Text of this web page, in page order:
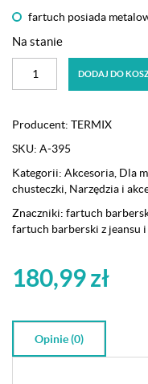
fartuch posiada
Na stanie
fryzjerski
KIT
BARBER
DODAJ DO
Producent: TERMIX
SKU: A-395
Kategorii: Akcesoria Dla
chusteczki Narzędzia i
Znaczniki: fartuch
fartuch barberski z jeansu
180,99zł
Opinie (0)